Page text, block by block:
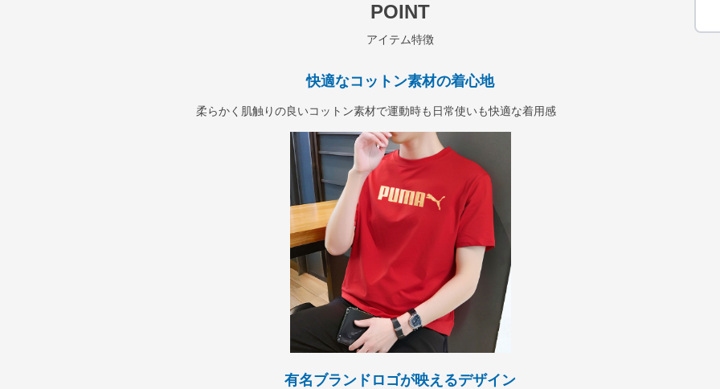
POINT
アイテム特徴
快適なコットン素材の着心地
柔らかく肌触りの良いコットン素材で運動時も日常使いも快適な着用感
有名ブランドロゴが映えるデザイン